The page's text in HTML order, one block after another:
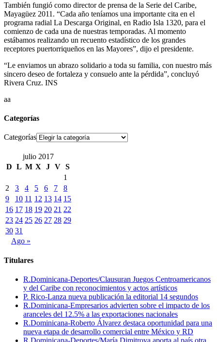
También fungió como director de prensa de la Serie del Caribe,
Mayagüez 2011. “Cada año teníamos una importante cita en el
programa radial La Descarga Original, en Radio Isla 1320, para el
comienzo de cada una de nuestras temporadas. Al momento
estábamos realizando un recuento estadístico de los grandes
receptores puertorriqueños en las Mayores”, dijo el presidente.
“Le enviamos un abrazo solidario a toda su familia, con nuestro más
sincero deseo de fortaleza y consuelo ante la pérdida”, concluyó
Rivera Cruz. INS
aa
Categorías
Categorías
julio 2017
D L M X J V S
1
2
3 4 5 6 7
8
9
10 11 12 13 14 15
16 17 18 19 20 21 22
23 24 25 26 27 28 29
30 31
Ago »
Titulares
R.Dominicana-Deportes/Clausuran Juegos Centroamericanos
y del Caribe con reconocimientos y actos artísticos
P. Rico-Lanza nueva publicación la editorial 14 segundos
R.Dominicana-Empresarios advierten sobre el impacto de los
aranceles del 12.5% a las exportaciones nacionales
R.Dominicana-Roberto Álvarez destaca oportunidad para una
nueva etapa de desarrollo comercial entre México y RD
R.Dominicana-Deportes/María Dimitrova aporta al país otra